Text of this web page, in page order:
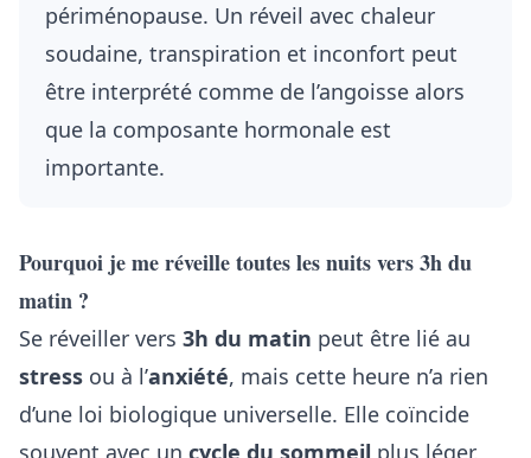
périménopause. Un réveil avec chaleur
soudaine, transpiration et inconfort peut
être interprété comme de l’angoisse alors
que la composante hormonale est
importante.
Pourquoi je me réveille toutes les nuits vers 3h du
matin ?
Se réveiller vers 3h du matin peut être lié au
stress ou à l’anxiété, mais cette heure n’a rien
d’une loi biologique universelle. Elle coïncide
souvent avec un cycle du sommeil plus léger,